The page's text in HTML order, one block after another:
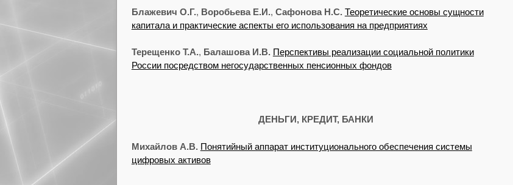
Блажевич О.Г., Воробьева Е.И., Сафонова Н.С. Теоретические основы сущности
капитала и практические аспекты его использования на предприятиях
Терещенко Т.А., Балашова И.В. Перспективы реализации социальной политики
России посредством негосударственных пенсионных фондов
ДЕНЬГИ, КРЕДИТ, БАНКИ
Михайлов А.В. Понятийный аппарат институционального обеспечения системы
цифровых активов